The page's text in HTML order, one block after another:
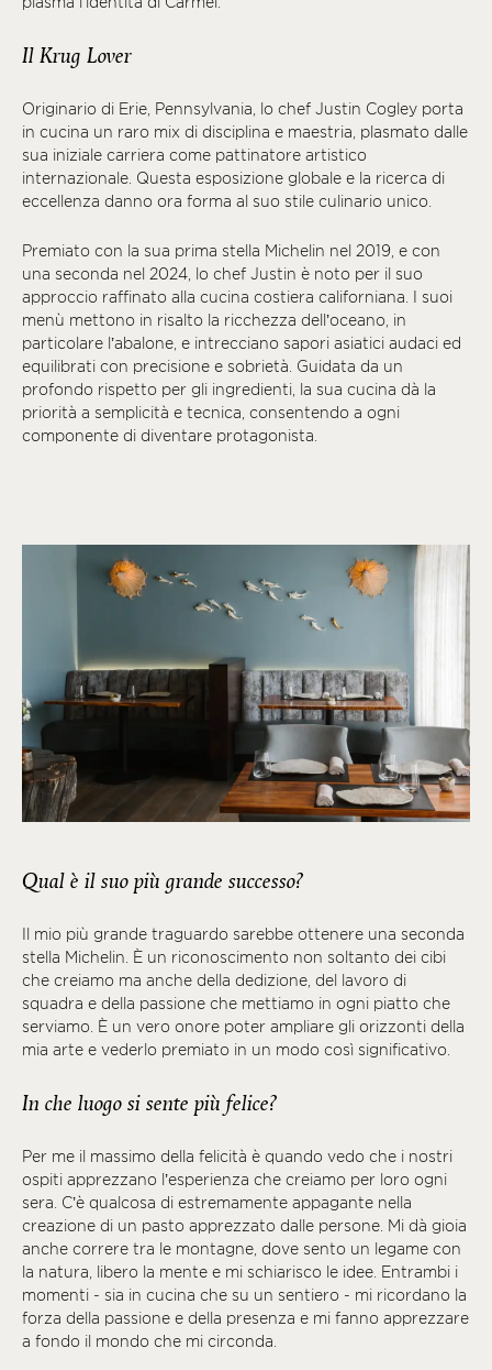
Il Krug Lover
Originario di Erie, Pennsylvania, lo chef Justin Cogley porta
in cucina un raro mix di disciplina e maestria, plasmato dalle
sua iniziale carriera come pattinatore artistico
internazionale. Questa esposizione globale e la ricerca di
eccellenza danno ora forma al suo stile culinario unico.
Premiato con la sua prima stella Michelin nel 2019, e con
una seconda nel 2024, lo chef Justin è noto per il suo
approccio raffinato alla cucina costiera californiana. I suoi
menù mettono in risalto la ricchezza dell’oceano, in
particolare l’abalone, e intrecciano sapori asiatici audaci ed
equilibrati con precisione e sobrietà. Guidata da un
profondo rispetto per gli ingredienti, la sua cucina dà la
priorità a semplicità e tecnica, consentendo a ogni
componente di diventare protagonista.
Qual è il suo più grande successo?
Il mio più grande traguardo sarebbe ottenere una seconda
stella Michelin. È un riconoscimento non soltanto dei cibi
che creiamo ma anche della dedizione, del lavoro di
squadra e della passione che mettiamo in ogni piatto che
serviamo. È un vero onore poter ampliare gli orizzonti della
mia arte e vederlo premiato in un modo così significativo.
In che luogo si sente più felice?
Per me il massimo della felicità è quando vedo che i nostri
ospiti apprezzano l’esperienza che creiamo per loro ogni
sera. C’è qualcosa di estremamente appagante nella
creazione di un pasto apprezzato dalle persone. Mi dà gioia
anche correre tra le montagne, dove sento un legame con
la natura, libero la mente e mi schiarisco le idee. Entrambi i
momenti - sia in cucina che su un sentiero - mi ricordano la
forza della passione e della presenza e mi fanno apprezzare
a fondo il mondo che mi circonda.